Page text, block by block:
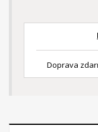
Doprava